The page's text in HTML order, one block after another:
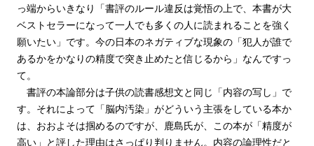
っ端からいきなり「書評のルール違反は覚悟の上で、本書が大
ベストセラーになって一人でも多くの人に読まれることを強く
願いたい」です。今の日本のネガティブな現象の「犯人が誰で
あるかをかなりの精度で突き止めたと信じるから」なんですっ
て。
書評の本論部分は子供の読書感想文と同じ「内容の写し」で
す。それによって「脳内汚染」がどういう主張をしている本か
は、おおよそは掴めるのですが、鹿島氏が、この本が「精度が
高い」と評した理由はさっぱり判りません。内容の論理性だと